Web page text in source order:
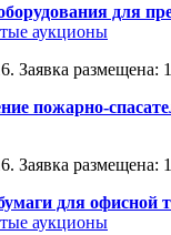
для
аукционы
Заявка размещена:
пожарно-
Заявка размещена:
для офисной
аукционы